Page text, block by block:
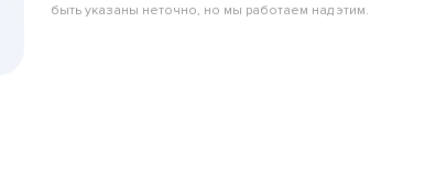
быть указаны неточно, но мы работаем над этим.